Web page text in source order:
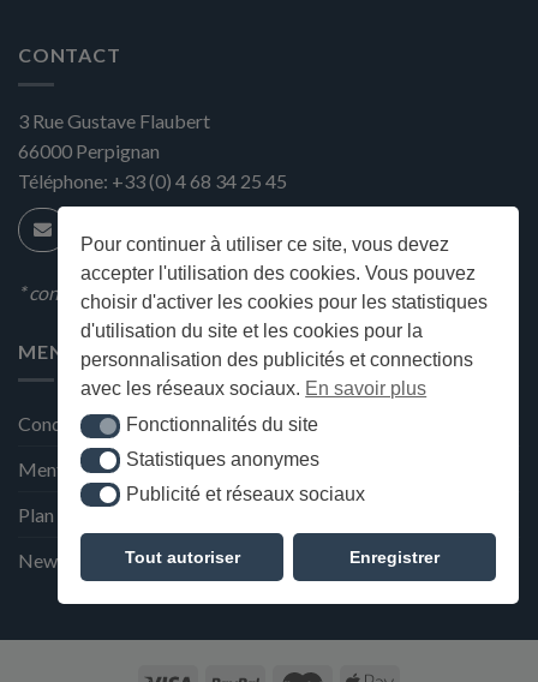
Pour continuer à utiliser ce site, vous devez
accepter l'utilisation des cookies. Vous pouvez
choisir d'activer les cookies pour les statistiques
d'utilisation du site et les cookies pour la
personnalisation des publicités et connections
avec les réseaux sociaux. En savoir plus
Fonctionnalités du site
Fonctionnalités du site
Statistiques anonymes
Statistiques anonymes
Publicité et réseaux sociaux
Publicité et réseaux sociaux
Tout autoriser Enregistrer
CONTACT
3 Rue Gustave Flaubert
66000 Perpignan
Téléphone: +33 (0) 4 68 34 25 45
* condition en magasin
MENU
Conditions générales de ventes
Mentions Légales et Politique de confidentialité
Plan du site
Newsletter de la Maison Deffès